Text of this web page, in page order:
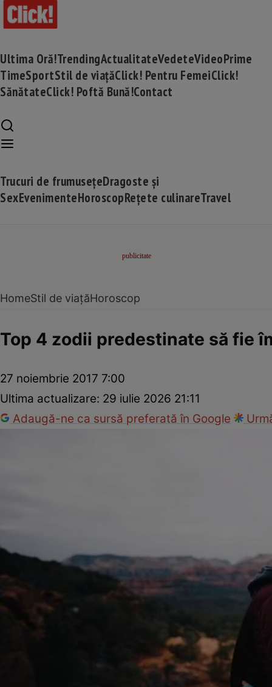
Ultima Oră!TrendingActualitateVedeteVideoPrime
TimeSportStil de viațăClick! Pentru FemeiClick!
SănătateClick! Poftă Bună!Contact
Trucuri de frumusețeDragoste și
SexEvenimenteHoroscopRețete culinareTravel
HomeStil de viațăHoroscop
Top 4 zodii predestinate să fie
27 noiembrie 2017 7:00
Ultima actualizare: 29 iulie 2026 21:11
Adaugă-ne ca sursă preferată în Google